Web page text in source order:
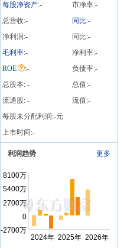
每股净资产:- 市净率:-
总营收:- 同比:-
净利润:- 同比:-
毛利率:- 净利率:-
ROE
:- 负债率:-
总股本: - 总值:-
流通股: - 流值:-
每股未分配利润:-元
上市时间:-
利润趋势 更多